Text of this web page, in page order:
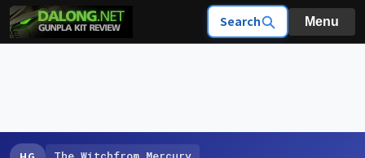
Search Menu